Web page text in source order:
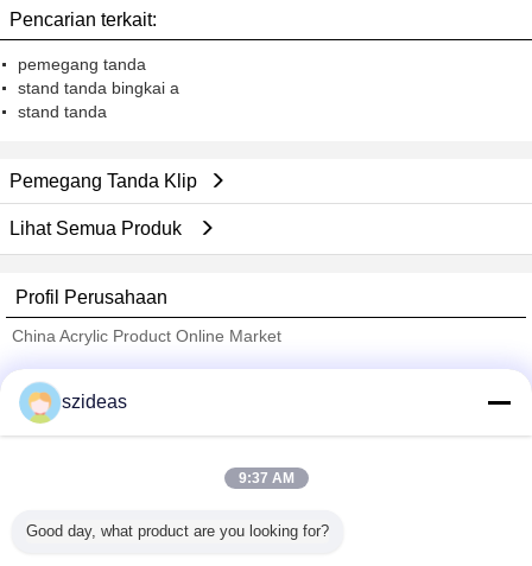
Pencarian terkait:
pemegang tanda
stand tanda bingkai a
stand tanda
Pemegang Tanda Klip
Lihat Semua Produk
Profil Perusahaan
China Acrylic Product Online Market
Trust Seal
Semua produk
szideas
9:37 AM
Good day, what product are you looking for?